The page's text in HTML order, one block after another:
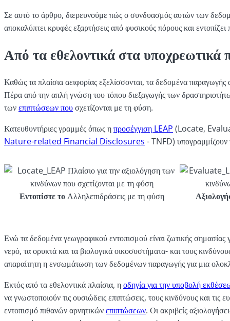
Σε αυτό το άρθρο, διερευνούμε πώς ο συνδυασμός αυτών των
αποκαλύπτει κρυφές εξαρτήσεις από φυσικούς πόρους και εντοπίζει
Από τα εθελοντικά στα
Καθώς τα πλαίσια αειφορίας εξελίσσονται, τα δεδομένα παραγωγής
Πέρα από την απλή γνώση του τόπου διεξαγωγής των
τωνεπιπτώσεων πουσχετίζονται με τη φύση.
Κατευθυντήριες γραμμές όπως ηπροσέγγιση LEAP (Locate,
Nature-related Financial Disclosures - TNFD) υπογραμμίζουν
Εντοπίστε τοΑλληλεπιδράσεις με τη φύση
Ενώ τα δεδομένα γεωγραφικού εντοπισμού είναι ζωτικής
νερό, τα ορυκτά και τα βιολογικά οικοσυστήματα- και τους
απαραίτητη η ενσωμάτωση των δεδομένων παραγωγής για μια
Εκτός από τα εθελοντικά πλαίσια, ηοδηγία για την υποβολή
να γνωστοποιούν τις ουσιώδεις επιπτώσεις, τους κινδύνους και
εντοπισμό πιθανών αρνητικώνεπιπτώσεων. Οι ακριβείς